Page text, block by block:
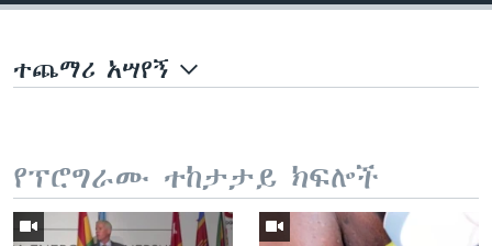
ተጨማሪ አሣየኝ
የፕሮግራሙ ተከታታይ ክፍሎች